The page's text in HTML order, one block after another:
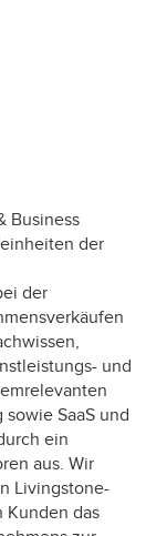
Business
der
der
und
SaaS und
ein
aus. Wir
Livingstone-
Kunden das